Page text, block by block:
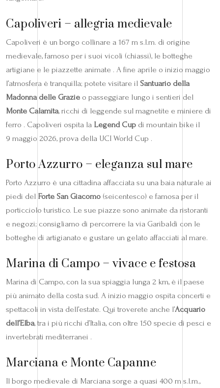
Capoliveri – allegria medievale
Capoliveri è un borgo collinare a 167 m s.l.m. di origine
medievale, famoso per i suoi vicoli (chiassi), le botteghe
artigiane e le piazzette animate . A fine aprile o inizio maggio
l’atmosfera è tranquilla; potete visitare il Santuario della
Madonna delle Grazie o passeggiare lungo i sentieri del
Monte Calamita, ricchi di leggende sul magnetite e miniere di
ferro . Capoliveri ospita la Legend Cup di mountain bike il
9 maggio 2026, prova della UCI World Cup .
Porto Azzurro – eleganza sul mare
Porto Azzurro è una cittadina affacciata su una baia naturale ai
piedi del Forte San Giacomo (seicentesco) e famosa per il
porticciolo turistico. Le sue piazze sono animate da ristoranti
e negozi; consigliamo di percorrere la via Garibaldi con le
botteghe di artigianato e gustare un gelato affacciati al mare.
Marina di Campo – vivace e festosa
Marina di Campo, con la sua spiaggia lunga 2 km, è il paese
più animato della costa sud. A inizio maggio ospita concerti e
spettacoli in vista dell’estate. Qui troverete anche l’Acquario
dell’Elba, tra i più ricchi d’Italia, con oltre 150 specie di pesci e
invertebrati mediterranei .
Marciana e Monte Capanne
Il borgo medievale di Marciana sorge a quasi 400 m s.l.m.,